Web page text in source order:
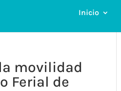
Inicio
movilidad
Ferial de